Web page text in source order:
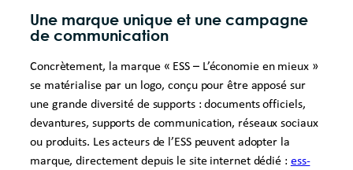
Une marque unique et une campagne
de communication
Concrètement, la marque « ESS – L’économie en mieux »
se matérialise par un logo, conçu pour être apposé sur
une grande diversité de supports : documents officiels,
devantures, supports de communication, réseaux sociaux
ou produits. Les acteurs de l’ESS peuvent adopter la
marque, directement depuis le site internet dédié : ess-